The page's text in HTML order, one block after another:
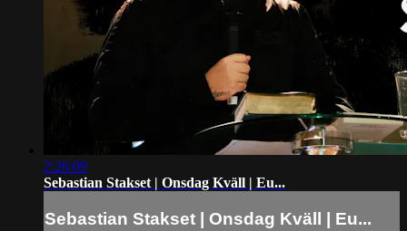
2:26:09
Sebastian Stakset | Onsdag Kväll | Eu...
Sebastian Stakset | Onsdag Kväll | Eu...